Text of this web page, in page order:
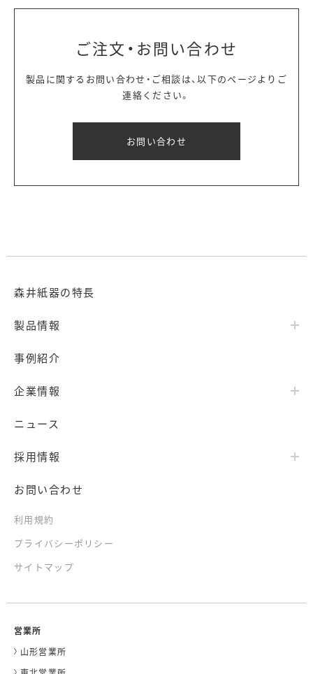
ご注文・お問い合わせ
製品に関するお問い合わせ・ご相談は、以下のページよりご
連絡ください。
お問い合わせ
森井紙器の特長
製品情報
事例紹介
企業情報
ニュース
採用情報
お問い合わせ
利用規約
プライバシーポリシー
サイトマップ
営業所
山形営業所